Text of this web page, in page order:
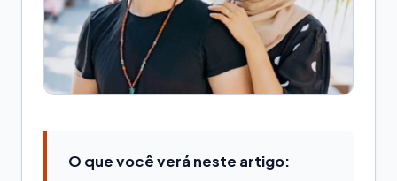
O que você verá neste artigo: